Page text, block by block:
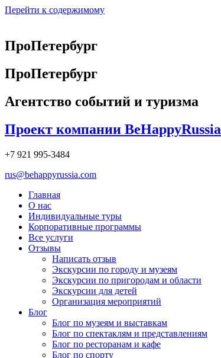
Перейти к содержимому
ПроПетербург
ПроПетербург
Агентство событий и туризма
Проект компании BeHappyRussia
+7 921 995-3484
rus@behappyrussia.com
Главная
О нас
Индивидуальные туры
Корпоративные программы
Все услуги
Отзывы
Написать отзыв
Экскурсии по городу и музеям
Экскурсии по пригородам и области
Экскурсии для детей
Организация мероприятий
Блог
Блог по музеям и выставкам
Блог по спектаклям и представлениям
Блог по ресторанам и кафе
Блог по спорту